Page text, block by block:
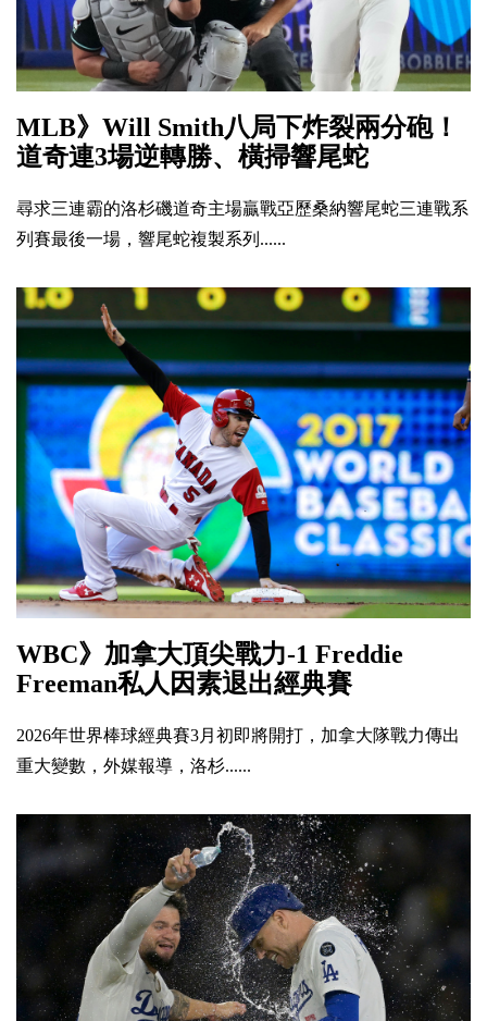
MLB》Will Smith八局下炸裂兩分砲！
道奇連3場逆轉勝、橫掃響尾蛇
尋求三連霸的洛杉磯道奇主場贏戰亞歷桑納響尾蛇三連戰系
列賽最後一場，響尾蛇複製系列......
WBC》加拿大頂尖戰力-1 Freddie
Freeman私人因素退出經典賽
2026年世界棒球經典賽3月初即將開打，加拿大隊戰力傳出
重大變數，外媒報導，洛杉......